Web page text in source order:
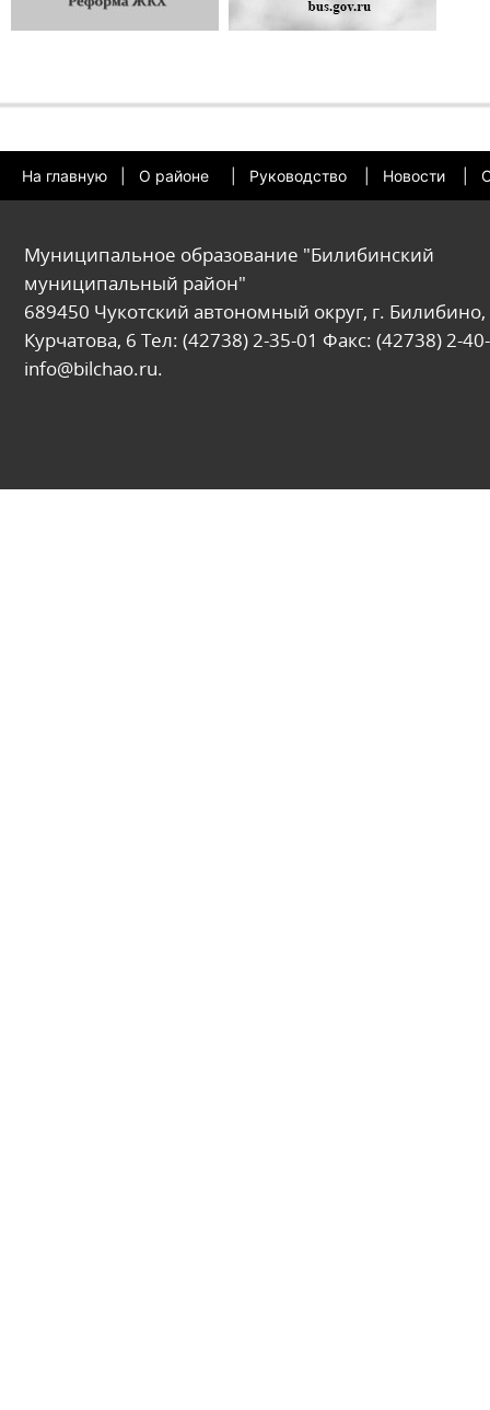
На главную О районе Руководство Новости
Муниципальное образование "Билибинский
муниципальный район"
689450 Чукотский автономный округ, г. Билибино,
Курчатова, 6 Тел: (42738) 2-35-01 Факс: (42738) 2-
info@bilchao.ru.